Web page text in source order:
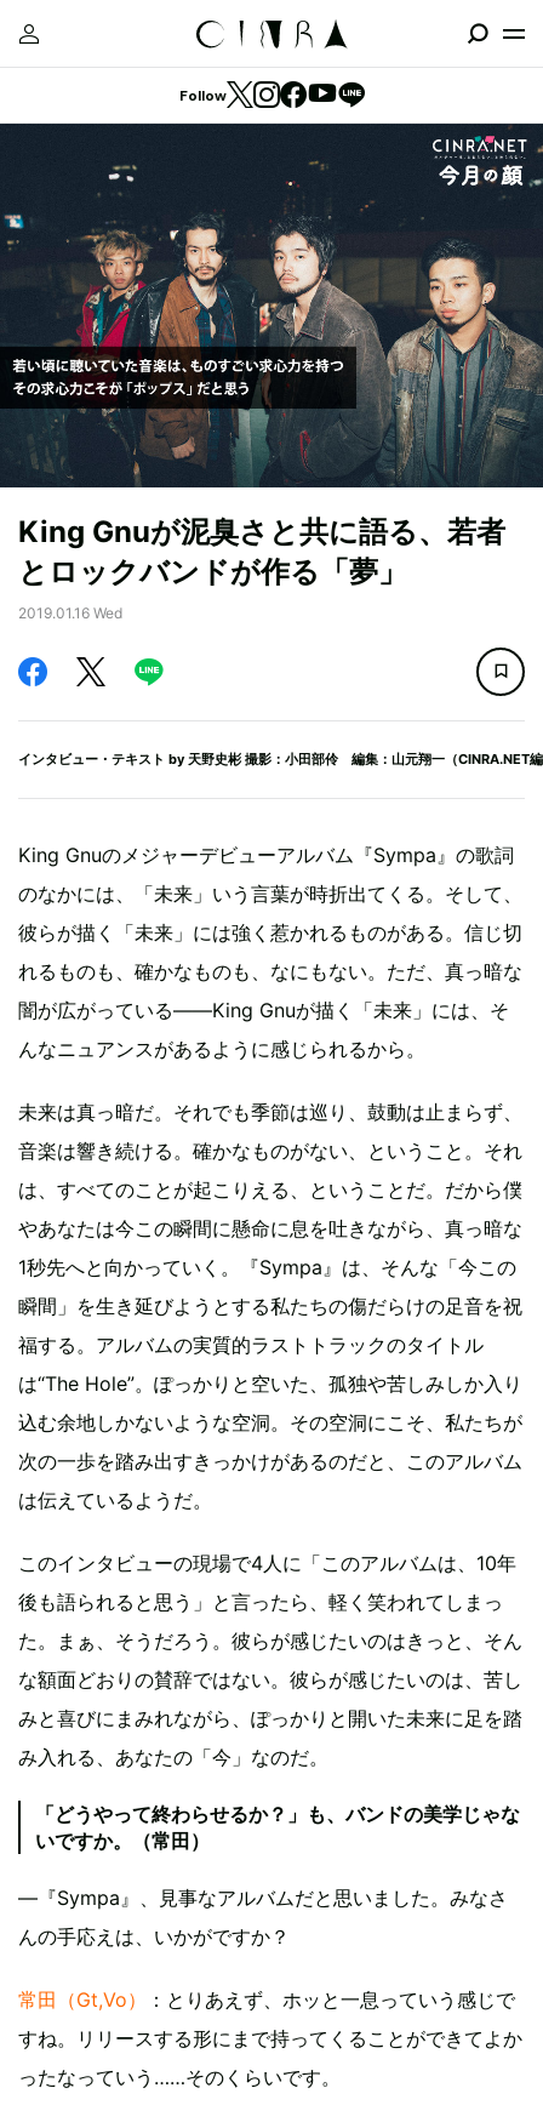
Follow
King Gnuが泥臭さと共に語る、若者
とロックバンドが作る「夢」
2019.01.16 Wed
インタビュー・テキスト by 天野史彬 撮影：小田部伶 編集：山元翔一（CINRA.NET
King Gnuのメジャーデビューアルバム『Sympa』の歌詞
のなかには、「未来」いう言葉が時折出てくる。そして、
彼らが描く「未来」には強く惹かれるものがある。信じ切
れるものも、確かなものも、なにもない。ただ、真っ暗な
闇が広がっている――King Gnuが描く「未来」には、そ
んなニュアンスがあるように感じられるから。
未来は真っ暗だ。それでも季節は巡り、鼓動は止まらず、
音楽は響き続ける。確かなものがない、ということ。それ
は、すべてのことが起こりえる、ということだ。だから僕
やあなたは今この瞬間に懸命に息を吐きながら、真っ暗な
1秒先へと向かっていく。『Sympa』は、そんな「今この
瞬間」を生き延びようとする私たちの傷だらけの足音を祝
福する。アルバムの実質的ラストトラックのタイトル
は“The Hole”。ぽっかりと空いた、孤独や苦しみしか入り
込む余地しかないような空洞。その空洞にこそ、私たちが
次の一歩を踏み出すきっかけがあるのだと、このアルバム
は伝えているようだ。
このインタビューの現場で4人に「このアルバムは、10年
後も語られると思う」と言ったら、軽く笑われてしまっ
た。まぁ、そうだろう。彼らが感じたいのはきっと、そん
な額面どおりの賛辞ではない。彼らが感じたいのは、苦し
みと喜びにまみれながら、ぽっかりと開いた未来に足を踏
み入れる、あなたの「今」なのだ。
「どうやって終わらせるか？」も、バンドの美学じゃな
いですか。（常田）
—『Sympa』、見事なアルバムだと思いました。みなさ
んの手応えは、いかがですか？
常田（Gt,Vo）
：とりあえず、ホッと一息っていう感じで
すね。リリースする形にまで持ってくることができてよか
ったなっていう……そのくらいです。